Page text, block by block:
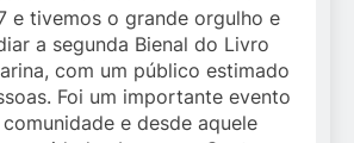
e tivemos o grande orgulho e
a segunda Bienal do Livro
com um público estimado
Foi um importante evento
e desde aquele